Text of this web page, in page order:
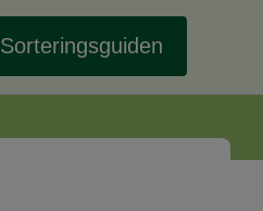
Sorteringsguiden